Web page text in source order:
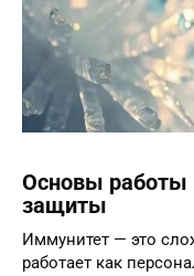
Основы работы
защиты
Иммунитет — это
работает как